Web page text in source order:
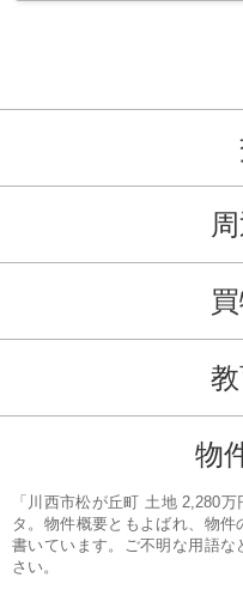
物
「川西市松が丘町 土地 2,280
タ。物件概要ともよばれ、物
書いています。ご不明な用語
さい。